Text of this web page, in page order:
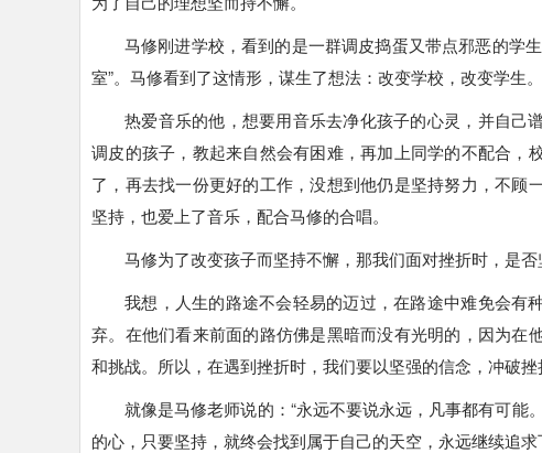
马修刚进学校，看到的是一群调皮捣蛋又带点邪恶的学
室”。马修看到了这情形，谋生了想法：改变学校，改变学生。
热爱音乐的他，想要用音乐去净化孩子的心灵，并自己
调皮的孩子，教起来自然会有困难，再加上同学的不配合
了，再去找一份更好的工作，没想到他仍是坚持努力，不
坚持，也爱上了音乐，配合马修的合唱。
马修为了改变孩子而坚持不懈，那我们面对挫折时，是否
我想，人生的路途不会轻易的迈过，在路途中难免会有
弃。在他们看来前面的路仿佛是黑暗而没有光明的，因为
和挑战。所以，在遇到挫折时，我们要以坚强的信念，冲破挫
就像是马修老师说的：“永远不要说永远，凡事都有可
的心，只要坚持，就终会找到属于自己的天空，永远继续追